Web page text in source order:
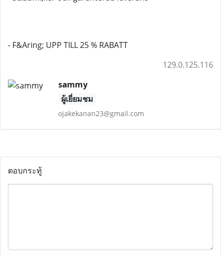
- F&Aring; UPP TILL 25 % RABATT
129.0.125.116
sammy
ผู้เยี่ยมชม
ojakekanan23@gmail.com
ตอบกระทู้